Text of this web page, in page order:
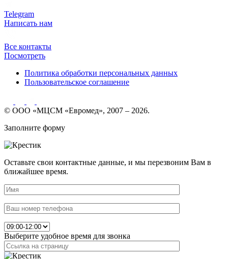
Telegram
Написать нам
Все контакты
Посмотреть
Политика обработки персональных данных
Пользовательское соглашение
© ООО «МЦСМ «Евромед», 2007 – 2026.
Заполните форму
Оставьте свои контактные данные, и мы перезвоним Вам в
ближайшее время.
Выберите удобное время для звонка